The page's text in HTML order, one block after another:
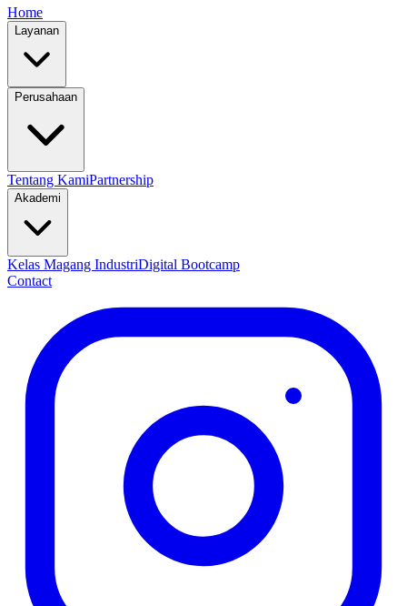
Home
Layanan
Perusahaan
Tentang KamiPartnership
Akademi
Kelas Magang IndustriDigital Bootcamp
Contact